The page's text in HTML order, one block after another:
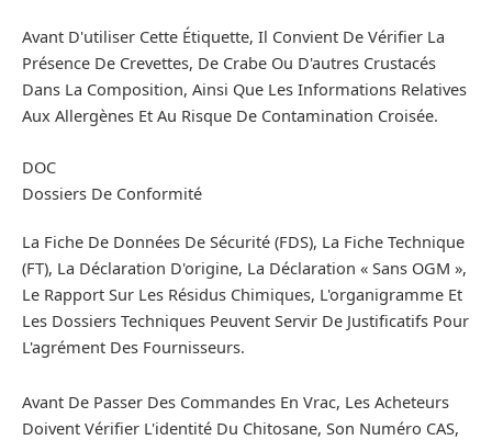
Avant D'utiliser Cette Étiquette, Il Convient De Vérifier La
Présence De Crevettes, De Crabe Ou D'autres Crustacés
Dans La Composition, Ainsi Que Les Informations Relatives
Aux Allergènes Et Au Risque De Contamination Croisée.
DOC
Dossiers De Conformité
La Fiche De Données De Sécurité (FDS), La Fiche Technique
(FT), La Déclaration D'origine, La Déclaration « Sans OGM »,
Le Rapport Sur Les Résidus Chimiques, L'organigramme Et
Les Dossiers Techniques Peuvent Servir De Justificatifs Pour
L'agrément Des Fournisseurs.
Avant De Passer Des Commandes En Vrac, Les Acheteurs
Doivent Vérifier L'identité Du Chitosane, Son Numéro CAS,